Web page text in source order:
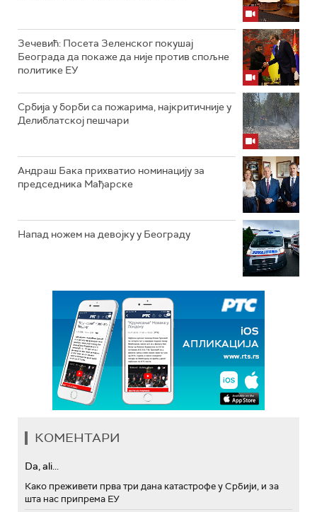
Зечевић: Посета Зеленског покушај
Београда да покаже да није против спољне
политике ЕУ
Србија у борби са пожарима, најкритичније у
Делиблатској пешчари
Андраш Бака прихватио номинацију за
председника Мађарске
Напад ножем на девојку у Београду
КОМЕНТАРИ
Da, ali...
Како преживети прва три дана катастрофе у Србији, и за
шта нас припрема ЕУ